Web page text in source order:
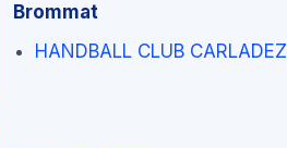
Brommat
HANDBALL CLUB CARLADEZ